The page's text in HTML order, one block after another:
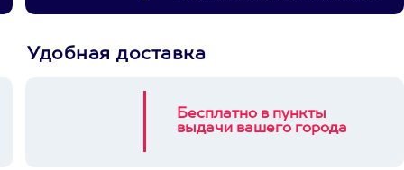
Удобная доставка
Бесплатно в пункты
выдачи вашего города